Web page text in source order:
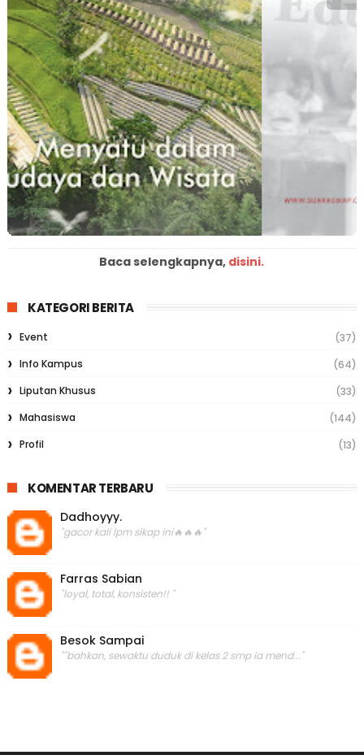
Baca selengkapnya, disini.
KATEGORI BERITA
Event
(37)
Info Kampus
(64)
Liputan Khusus
(33)
Mahasiswa
(144)
Profil
(13)
KOMENTAR TERBARU
Dadhoyyy.
"gacor kali lpm sikap ini🔥🔥🔥"
Farras Sabian
"loyal, total, konsisten!! "
Besok Sampai
""bahkan, sewaktu duduk di kelas 2 smp ia mend..."